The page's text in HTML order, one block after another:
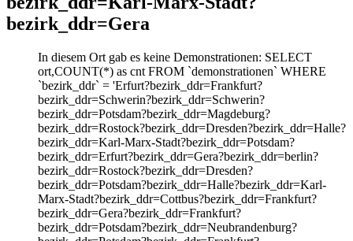
bezirk_ddr=Gera
In diesem Ort gab es keine Demonstrationen: SELECT
ort,COUNT(*) as cnt FROM `demonstrationen` WHERE
`bezirk_ddr` = 'Erfurt?bezirk_ddr=Frankfurt?
bezirk_ddr=Schwerin?bezirk_ddr=Schwerin?
bezirk_ddr=Potsdam?bezirk_ddr=Magdeburg?
bezirk_ddr=Rostock?bezirk_ddr=Dresden?bezirk_ddr=Halle?
bezirk_ddr=Karl-Marx-Stadt?bezirk_ddr=Potsdam?
bezirk_ddr=Erfurt?bezirk_ddr=Gera?bezirk_ddr=berlin?
bezirk_ddr=Rostock?bezirk_ddr=Dresden?
bezirk_ddr=Potsdam?bezirk_ddr=Halle?bezirk_ddr=Karl-
Marx-Stadt?bezirk_ddr=Cottbus?bezirk_ddr=Frankfurt?
bezirk_ddr=Gera?bezirk_ddr=Frankfurt?
bezirk_ddr=Potsdam?bezirk_ddr=Neubrandenburg?